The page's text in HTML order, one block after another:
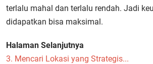
terlalu mahal dan terlalu rendah. Jadi
didapatkan bisa maksimal.
Halaman Selanjutnya
3. Mencari Lokasi yang Strategis...